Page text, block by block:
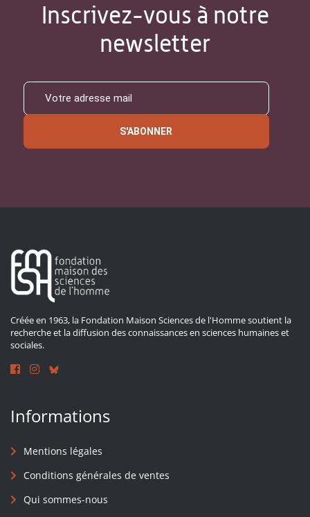
Inscrivez-vous à notre
newsletter
S'ABONNER
Créée en 1963, la Fondation Maison Sciences de l'Homme soutient la
recherche et la diffusion des connaissances en sciences humaines et
sociales.
Informations
Mentions légales
Conditions générales de ventes
Qui sommes-nous